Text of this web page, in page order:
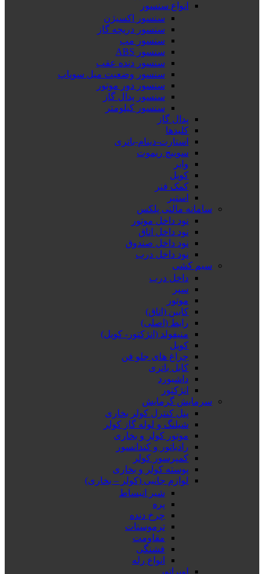
انواع سنسور
سنسور اکسیژن
سنسور دریچه گاز
سنسور مپ
سنسور ABS
سنسور دنده عقب
سنسور وضعیت میل سوپاپ
سنسور دور موتور
سنسور پدال گاز
سنسور کیلومتر
پدال گاز
کلیدها
استارت-دینام-باتری
سوییچ ریموت
وایر
کویل
کمک فنر
استپر
سامانه مالتی پلکس
نود داخل موتور
نود داخل اتاق
نود داخل صندوق
نود داخل درب
سیم کشی
داخل درب
سپر
موتور
کابین (اتاق)
رابط (اصلی)
منیفولد (انژکتور- کویل)
کویل
چراغ های جلو فن
کابل باتری
داشبورد
انژکتور
سرمایش گرمایش
پنل کنترل کولر بخاری
شیلنگ و لوله گاز کولر
موتور کولر و بخاری
رادیاتور و کندانسور
کمپرسور کولر
پوسته کولر و بخاری
لوازم جانبی (کولر – بخاری)
شیر انبساط
پره
چرخ دنده
ترموستات
مقاومت
فشنگی
انواع رله
اوپراتور